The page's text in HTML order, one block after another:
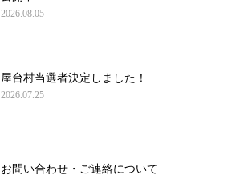
2026.08.05
屋台村当選者決定しました！
2026.07.25
お問い合わせ・ご連絡について